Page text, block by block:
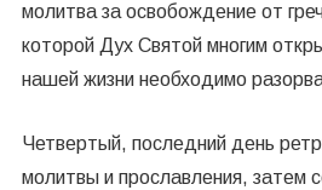
молитва за освобождение от
которой Дух Святой многим
нашей жизни необходимо
Четвертый, последний день
молитвы и прославления, затем